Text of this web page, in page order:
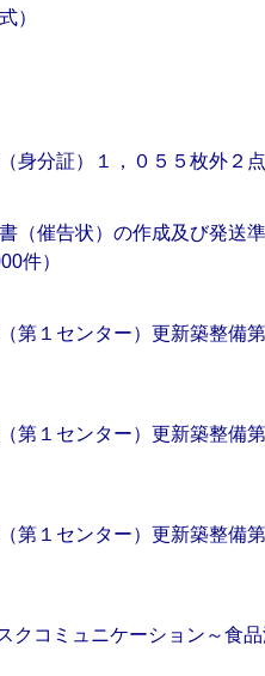
）
身分証）１，０５５枚外２点
（催告状）の作成及び発送
件）
第１センター）更新築整備
第１センター）更新築整備
第１センター）更新築整備
クコミュニケーション～食